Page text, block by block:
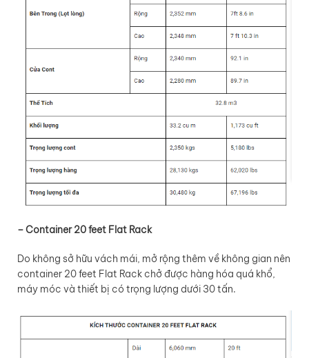
– Container 20 feet Flat Rack
Do không sở hữu vách mái, mở rộng thêm về không gian nên
container 20 feet Flat Rack chở được hàng hóa quá khổ,
máy móc và thiết bị có trọng lượng dưới 30 tấn.